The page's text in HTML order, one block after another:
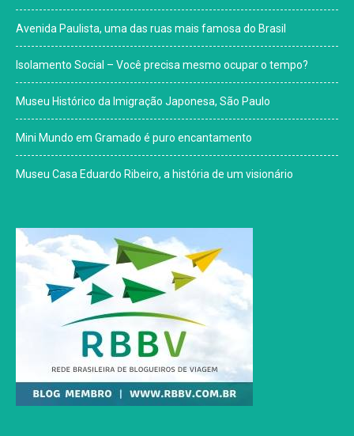
Avenida Paulista, uma das ruas mais famosa do Brasil
Isolamento Social – Você precisa mesmo ocupar o tempo?
Museu Histórico da Imigração Japonesa, São Paulo
Mini Mundo em Gramado é puro encantamento
Museu Casa Eduardo Ribeiro, a história de um visionário